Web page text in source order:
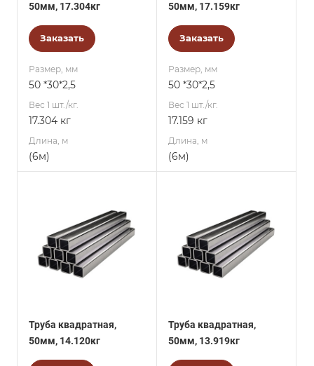
50мм, 17.304кг
Заказать
Размер, мм
50 *30*2,5
Вес 1 шт./кг.
17.304 кг
Длина, м
(6м)
50мм, 17.159кг
Заказать
Размер, мм
50 *30*2,5
Вес 1 шт./кг.
17.159 кг
Длина, м
(6м)
Труба квадратная,
50мм, 14.120кг
Труба квадратная,
50мм, 13.919кг